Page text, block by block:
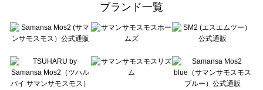
sō4ū（ソウフォーユー）のルームウェア一覧
Te chichi（テチチ）のルームウェア一覧
Te chichi CLASSIC（テチチ クラシック）のルームウェア一覧
Lugnoncure（ルノンキュール）のルームウェア一覧
BETTY'S BLUE（べティーズブルー）のルームウェア一覧
ブランド一覧